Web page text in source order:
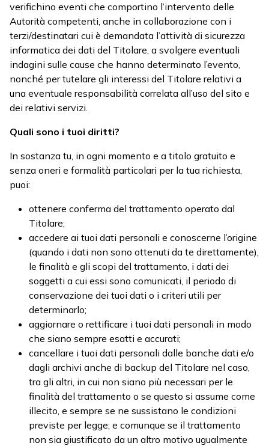
verifichino eventi che comportino l’intervento delle
Autorità competenti, anche in collaborazione con i
terzi/destinatari cui è demandata l’attività di sicurezza
informatica dei dati del Titolare, a svolgere eventuali
indagini sulle cause che hanno determinato l’evento,
nonché per tutelare gli interessi del Titolare relativi a
una eventuale responsabilità correlata all’uso del sito e
dei relativi servizi.
Quali sono i tuoi diritti?
In sostanza tu, in ogni momento e a titolo gratuito e
senza oneri e formalità particolari per la tua richiesta,
puoi:
ottenere conferma del trattamento operato dal
Titolare;
accedere ai tuoi dati personali e conoscerne l’origine
(quando i dati non sono ottenuti da te direttamente),
le finalità e gli scopi del trattamento, i dati dei
soggetti a cui essi sono comunicati, il periodo di
conservazione dei tuoi dati o i criteri utili per
determinarlo;
aggiornare o rettificare i tuoi dati personali in modo
che siano sempre esatti e accurati;
cancellare i tuoi dati personali dalle banche dati e/o
dagli archivi anche di backup del Titolare nel caso,
tra gli altri, in cui non siano più necessari per le
finalità del trattamento o se questo si assume come
illecito, e sempre se ne sussistano le condizioni
previste per legge; e comunque se il trattamento
non sia giustificato da un altro motivo ugualmente